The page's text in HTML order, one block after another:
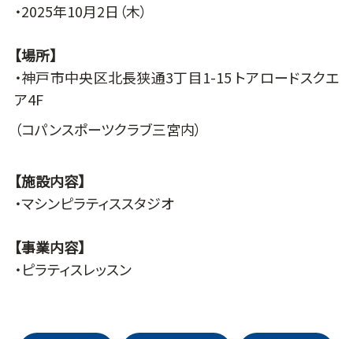
・2025年10月2日（木）
【場所】
・神戸市中央区北長狭通3丁目1-15 トアロードスクエ
ア4F
（コパンスポーツクラブ三宮内）
【施設内容】
・マシンピラティススタジオ
【事業内容】
・ピラティスレッスン